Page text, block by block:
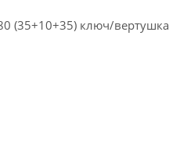
(35+10+35) ключ/вертушка